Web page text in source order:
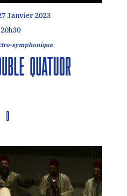
Janvier 2023
symphonique
Quatuor
O